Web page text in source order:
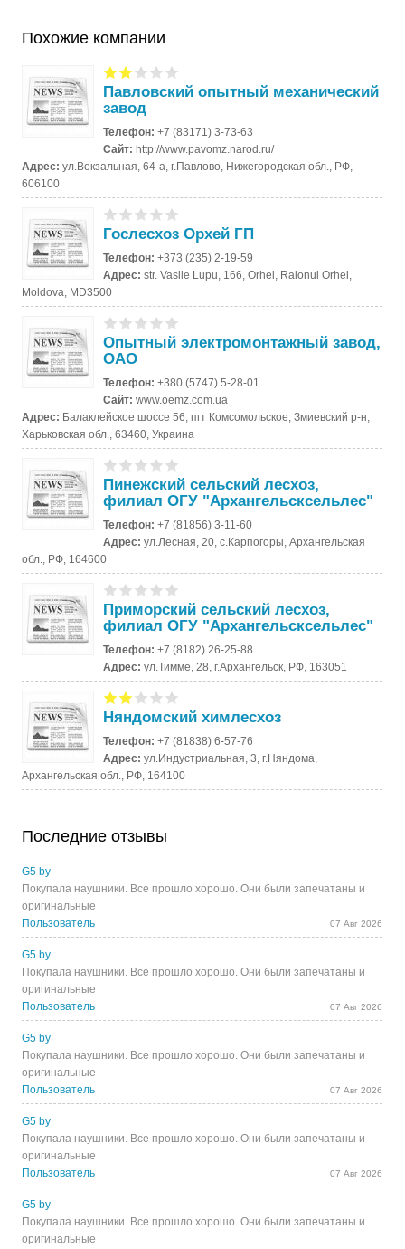
Похожие компании
Павловский опытный механический
завод
Телефон:+7 (83171) 3-73-63
Сайт:http://www.pavomz.narod.ru/
Адрес:ул.Вокзальная, 64-а, г.Павлово, Нижегородская обл., РФ,
606100
Гослесхоз Орхей ГП
Телефон:+373 (235) 2-19-59
Адрес:str. Vasile Lupu, 166, Orhei, Raionul Orhei,
Moldova, MD3500
Опытный электромонтажный завод,
ОАО
Телефон:+380 (5747) 5-28-01
Сайт:www.oemz.com.ua
Адрес: Балаклейское шоссе 56, пгт Комсомольское, Змиевский р-н,
Харьковская обл., 63460, Украина
Пинежский сельский лесхоз,
филиал ОГУ "Архангельсксельлес"
Телефон:+7 (81856) 3-11-60
Адрес:ул.Лесная, 20, с.Карпогоры, Архангельская
обл., РФ, 164600
Приморский сельский лесхоз,
филиал ОГУ "Архангельсксельлес"
Телефон:+7 (8182) 26-25-88
Адрес:ул.Тимме, 28, г.Архангельск, РФ, 163051
Няндомский химлесхоз
Телефон:+7 (81838) 6-57-76
Адрес:ул.Индустриальная, 3, г.Няндома,
Архангельская обл., РФ, 164100
Последние отзывы
G5 by
Покупала наушники. Все прошло хорошо. Они были запечатаны и
оригинальные
Пользователь
07 Авг 2026
G5 by
Покупала наушники. Все прошло хорошо. Они были запечатаны и
оригинальные
Пользователь
07 Авг 2026
G5 by
Покупала наушники. Все прошло хорошо. Они были запечатаны и
оригинальные
Пользователь
07 Авг 2026
G5 by
Покупала наушники. Все прошло хорошо. Они были запечатаны и
оригинальные
Пользователь
07 Авг 2026
G5 by
Покупала наушники. Все прошло хорошо. Они были запечатаны и
оригинальные